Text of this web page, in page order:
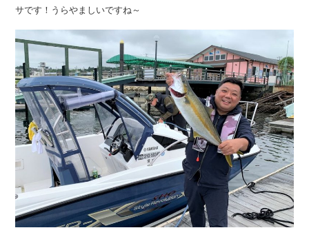
サです！うらやましいですね～